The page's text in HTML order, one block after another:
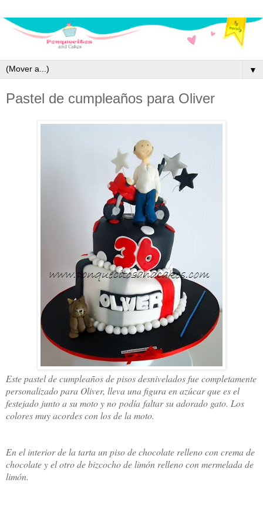
▼
Pastel de cumpleaños para Oliver
Este pastel de cumpleaños de pisos desnivelados fue completamente
personalizado para Oliver, lleva una figura en azúcar que es el
festejado junto a su moto y no podía faltar su adorado gato. Los
colores muy acordes con los de la moto.
En el interior de la tarta un piso de chocolate relleno con crema de
chocolate y el otro de bizcocho de limón relleno con mermelada de
limón.